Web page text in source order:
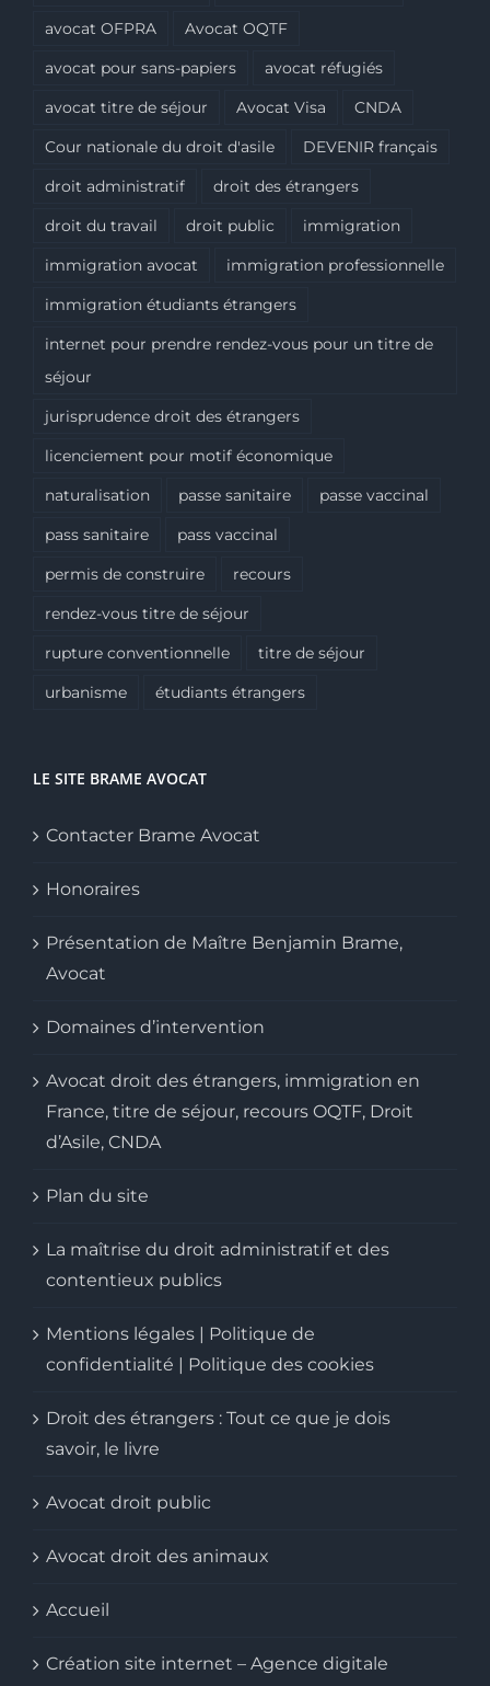
avocat OFPRA
Avocat OQTF
avocat pour sans-papiers
avocat réfugiés
avocat titre de séjour
Avocat Visa
CNDA
Cour nationale du droit d'asile
DEVENIR français
droit administratif
droit des étrangers
droit du travail
droit public
immigration
immigration avocat
immigration professionnelle
immigration étudiants étrangers
internet pour prendre rendez-vous pour un titre de
séjour
jurisprudence droit des étrangers
licenciement pour motif économique
naturalisation
passe sanitaire
passe vaccinal
pass sanitaire
pass vaccinal
permis de construire
recours
rendez-vous titre de séjour
rupture conventionnelle
titre de séjour
urbanisme
étudiants étrangers
LE SITE BRAME AVOCAT
Contacter Brame Avocat
Honoraires
Présentation de Maître Benjamin Brame,
Avocat
Domaines d’intervention
Avocat droit des étrangers, immigration en
France, titre de séjour, recours OQTF, Droit
d’Asile, CNDA
Plan du site
La maîtrise du droit administratif et des
contentieux publics
Mentions légales | Politique de
confidentialité | Politique des cookies
Droit des étrangers : Tout ce que je dois
savoir, le livre
Avocat droit public
Avocat droit des animaux
Accueil
Création site internet – Agence digitale